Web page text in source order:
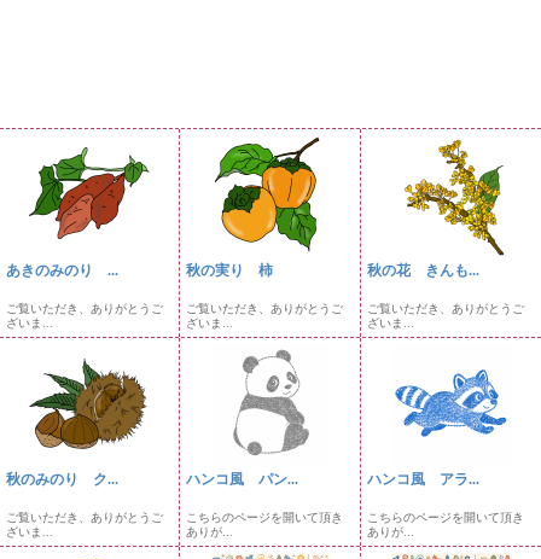
あきのみのり ...
ご覧いただき、ありがとうご
ざいま...
秋の実り 柿
ご覧いただき、ありがとうご
ざいま...
秋の花 きんも...
ご覧いただき、ありがとうご
ざいま...
秋のみのり ク...
ご覧いただき、ありがとうご
ざいま...
ハンコ風 パン...
こちらのページを開いて頂き
ありが...
ハンコ風 アラ...
こちらのページを開いて頂き
ありが...